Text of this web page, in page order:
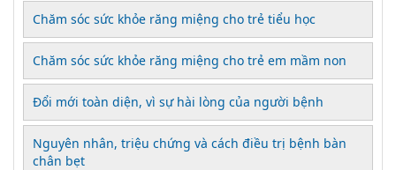
Chăm sóc sức khỏe răng miệng cho trẻ tiểu học
Chăm sóc sức khỏe răng miệng cho trẻ em mầm non
Đổi mới toàn diện, vì sự hài lòng của người bệnh
Nguyên nhân, triệu chứng và cách điều trị bệnh bàn
chân bẹt